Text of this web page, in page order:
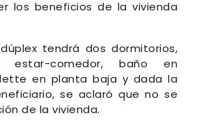
los beneficios de la vivienda
tendrá dos dormitorios,
estar-comedor, baño en
en planta baja y dada la
se aclaró que no se
de la vivienda.